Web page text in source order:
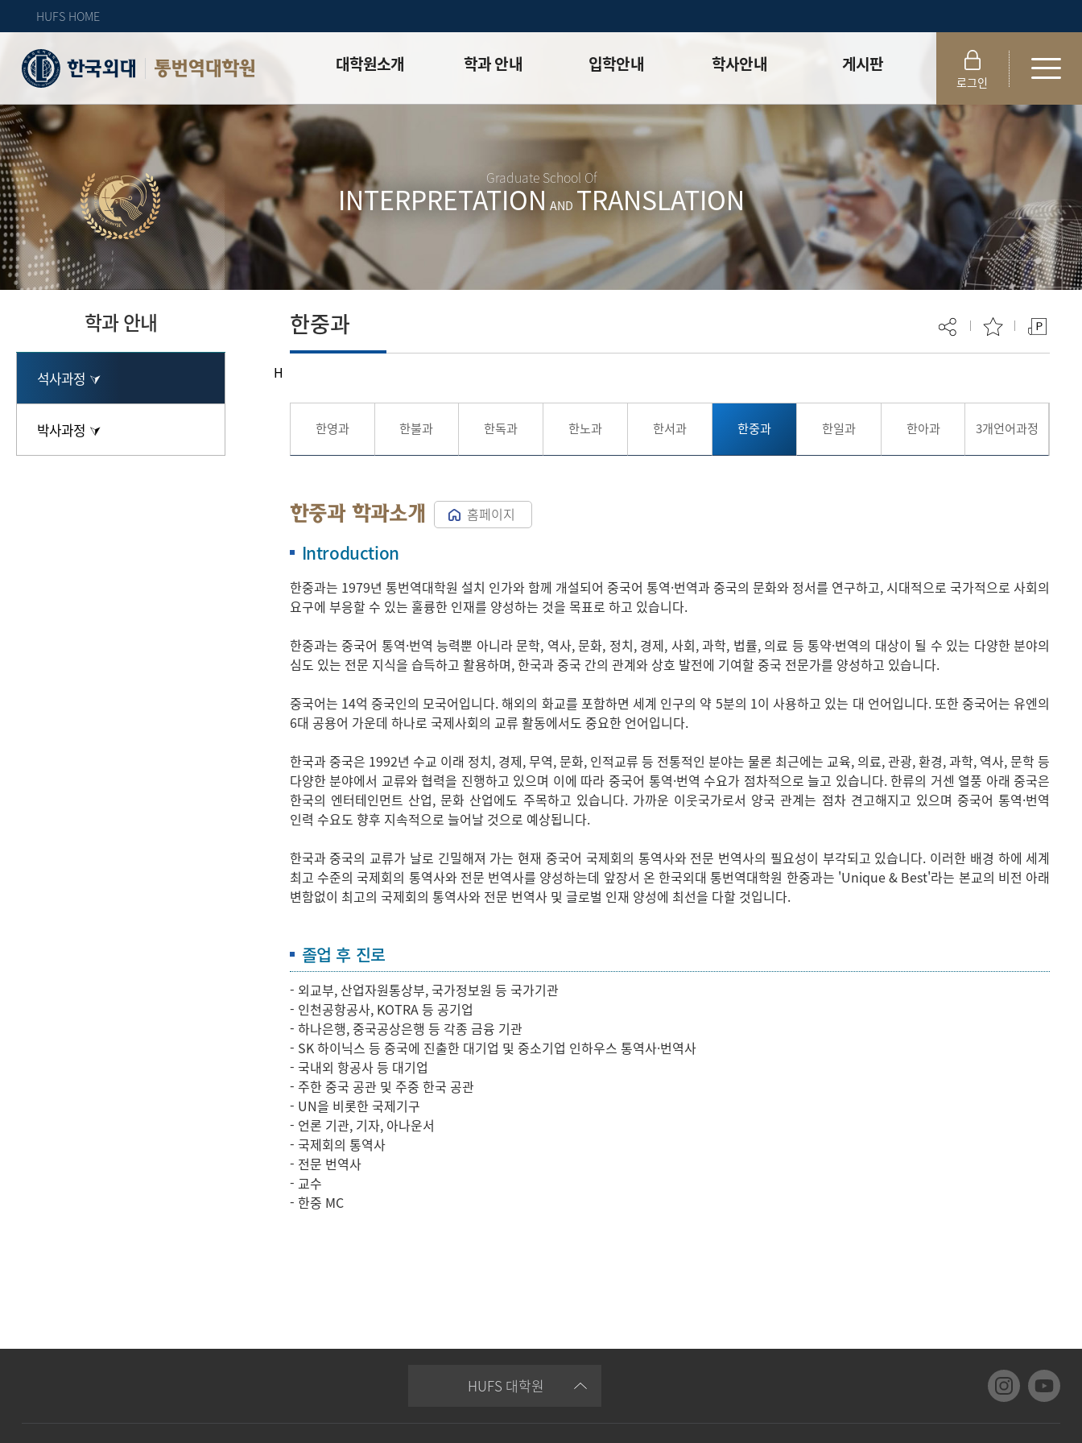
HUFS HOME
통번역대학원 대학원소개
인사말
대학원비전
대학원 연혁
교수진 ⮛
업무안내
오시는 길
학과 안내 입학안내
모집요강
전년도기출문제
FAQ
학사안내
학사일정
학적정보
석사과정 ⮛
박사과정 ⮛
장학
규정
게시판
Notice
News
졸업생논문검색
논문검색
서식함
대학원생 권리장전
석사논문
로그인
Graduate School Of
INTERPRETATION AND TRANSLATION
학과 안내
석사과정 ⮛
박사과정 ⮛
H
현재 페이지를 즐겨찾는 메뉴로
등록하시겠습니까?
메뉴추가
한중과
한영과 한불과 한독과 한노과 한서과 한중과 한일과 한아과 3개언어과정
한중과 학과소개 홈페이지
Introduction
한중과는 1979년 통번역대학원 설치 인가와 함께 개설되어 중국어 통역·번역과 중국의 문화와 정서를 연구하고, 시대적으로 국가적으로 사회의
요구에 부응할 수 있는 훌륭한 인재를 양성하는 것을 목표로 하고 있습니다.
한중과는 중국어 통역·번역 능력뿐 아니라 문학, 역사, 문화, 정치, 경제, 사회, 과학, 법률, 의료 등 통약·번역의 대상이 될 수 있는 다양한 분야의
심도 있는 전문 지식을 습득하고 활용하며, 한국과 중국 간의 관계와 상호 발전에 기여할 중국 전문가를 양성하고 있습니다.
중국어는 14억 중국인의 모국어입니다. 해외의 화교를 포함하면 세계 인구의 약 5분의 1이 사용하고 있는 대 언어입니다. 또한 중국어는 유엔의
6대 공용어 가운데 하나로 국제사회의 교류 활동에서도 중요한 언어입니다.
한국과 중국은 1992년 수교 이래 정치, 경제, 무역, 문화, 인적교류 등 전통적인 분야는 물론 최근에는 교육, 의료, 관광, 환경, 과학, 역사, 문학 등
다양한 분야에서 교류와 협력을 진행하고 있으며 이에 따라 중국어 통역·번역 수요가 점차적으로 늘고 있습니다. 한류의 거센 열풍 아래 중국은
한국의 엔터테인먼트 산업, 문화 산업에도 주목하고 있습니다. 가까운 이웃국가로서 양국 관계는 점차 견고해지고 있으며 중국어 통역·번역
인력 수요도 향후 지속적으로 늘어날 것으로 예상됩니다.
한국과 중국의 교류가 날로 긴밀해져 가는 현재 중국어 국제회의 통역사와 전문 번역사의 필요성이 부각되고 있습니다. 이러한 배경 하에 세계
최고 수준의 국제회의 통역사와 전문 번역사를 양성하는데 앞장서 온 한국외대 통번역대학원 한중과는 'Unique & Best'라는 본교의 비전 아래
변함없이 최고의 국제회의 통역사와 전문 번역사 및 글로벌 인재 양성에 최선을 다할 것입니다.
졸업 후 진로
- 외교부, 산업자원통상부, 국가정보원 등 국가기관
- 인천공항공사, KOTRA 등 공기업
- 하나은행, 중국공상은행 등 각종 금융 기관
- SK 하이닉스 등 중국에 진출한 대기업 및 중소기업 인하우스 통역사·번역사
- 국내외 항공사 등 대기업
- 주한 중국 공관 및 주중 한국 공관
- UN을 비롯한 국제기구
- 언론 기관, 기자, 아나운서
- 국제회의 통역사
- 전문 번역사
- 교수
- 한중 MC
HUFS 대학원